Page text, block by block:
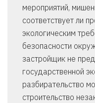
мероприятий,
соответствует ли
экологическим
безопасности
застройщик не
государственной
разбирательство
строительство